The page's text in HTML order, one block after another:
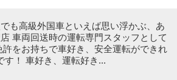
も高級外国車といえば思い浮かぶ、あ
車両回送時の運転専門スタッフとして
許をお持ちで車好き、安全運転ができれ
す！ 車好き、運転好き...